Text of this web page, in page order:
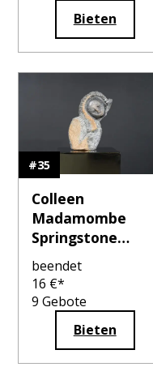
Bieten
#35
Colleen
Madamombe
Springstone
Standbeeld
beendet
16 €*
9 Gebote
Bieten